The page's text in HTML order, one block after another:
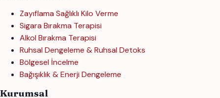
Zayıflama Sağlıklı Kilo Verme
Sigara Bırakma Terapisi
Alkol Bırakma Terapisi
Ruhsal Dengeleme & Ruhsal Detoks
Bölgesel İncelme
Bağışıklık & Enerji Dengeleme
Kurumsal